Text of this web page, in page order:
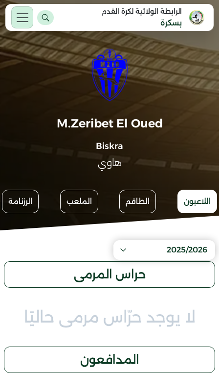
الرابطة الولائية لكرة القدم
بسكرة
M.Zeribet El Oued
Biskra
هاوي
اللاعبون الطاقم الملعب الرزنامة
2025/2026
حراس المرمى
لا يوجد حرّاس مرمى حاليًا
المدافعون